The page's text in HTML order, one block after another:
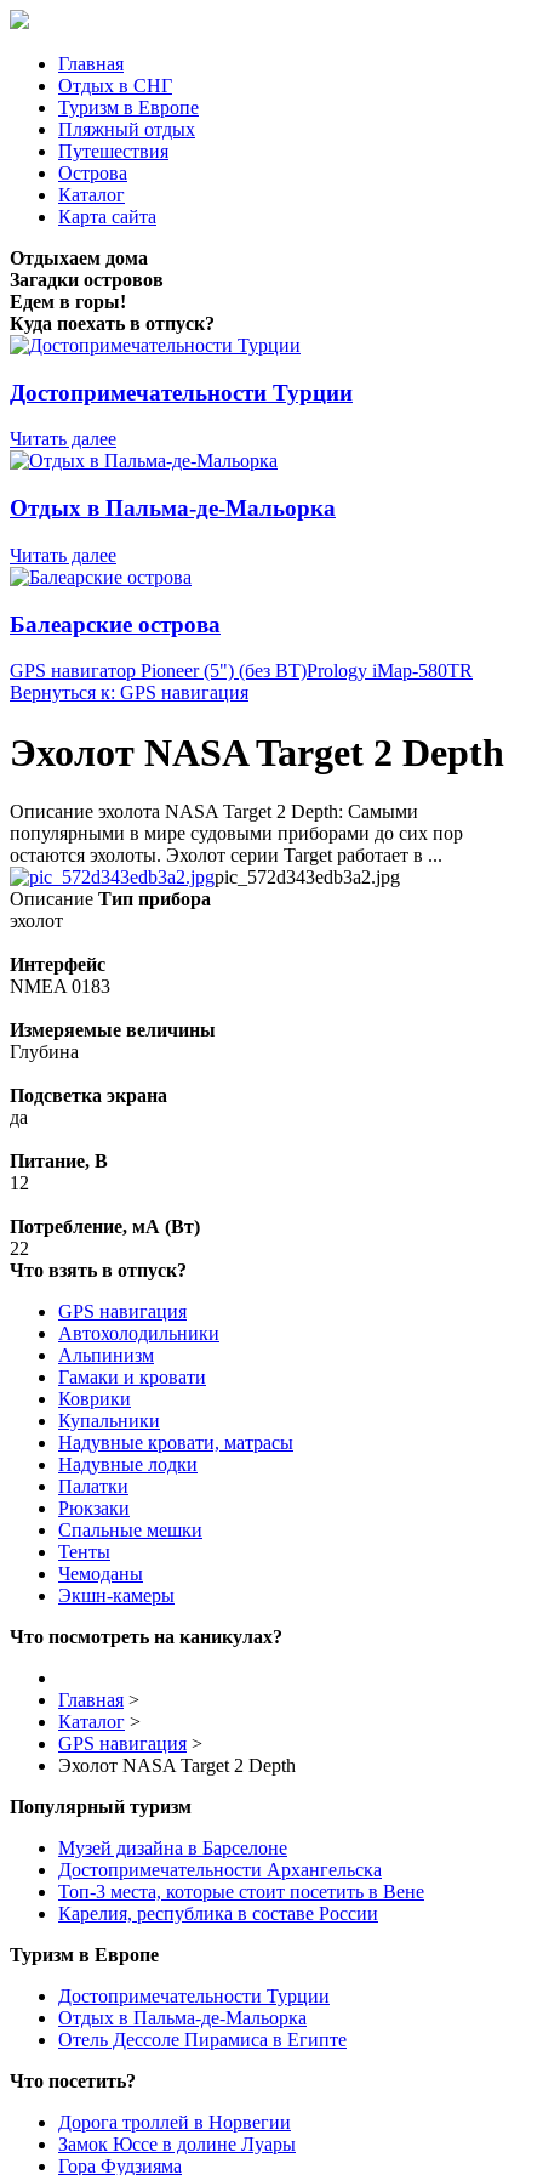
Главная
Отдых в СНГ
Туризм в Европе
Пляжный отдых
Путешествия
Острова
Каталог
Карта сайта
Отдыхаем дома
Загадки островов
Едем в горы!
Куда поехать в отпуск?
Достопримечательности Турции
Читать далее
Отдых в Пальма-де-Мальорка
Читать далее
Балеарские острова
GPS навигатор Pioneer (5") (без BT)Prology iMap-580TR
Вернуться к: GPS навигация
Эхолот NASA Target 2 Depth
Описание эхолота NASA Target 2 Depth: Самыми
популярными в мире судовыми приборами до сих пор
остаются эхолоты. Эхолот серии Target работает в ...
pic_572d343edb3a2.jpg
Описание Тип прибора
эхолот
Интерфейс
NMEA 0183
Измеряемые величины
Глубина
Подсветка экрана
да
Питание, В
12
Потребление, мА (Вт)
22
Что взять в отпуск?
GPS навигация
Автохолодильники
Альпинизм
Гамаки и кровати
Коврики
Купальники
Надувные кровати, матрасы
Надувные лодки
Палатки
Рюкзаки
Спальные мешки
Тенты
Чемоданы
Экшн-камеры
Что посмотреть на каникулах?
Главная >
Каталог >
GPS навигация >
Эхолот NASA Target 2 Depth
Популярный туризм
Музей дизайна в Барселоне
Достопримечательности Архангельска
Топ-3 места, которые стоит посетить в Вене
Карелия, республика в составе России
Туризм в Европе
Достопримечательности Турции
Отдых в Пальма-де-Мальорка
Отель Дессоле Пирамиса в Египте
Что посетить?
Дорога троллей в Норвегии
Замок Юссе в долине Луары
Гора Фудзияма